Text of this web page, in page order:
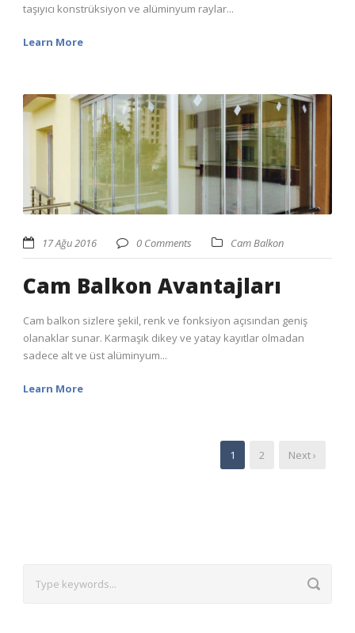
taşıyıcı konstrüksiyon ve alüminyum raylar...
Learn More
17 Ağu 2016 0 Comments Cam Balkon
Cam Balkon Avantajları
Cam balkon sizlere şekil, renk ve fonksiyon açısından geniş
olanaklar sunar. Karmaşık dikey ve yatay kayıtlar olmadan
sadece alt ve üst alüminyum...
Learn More
1 2 Next ›